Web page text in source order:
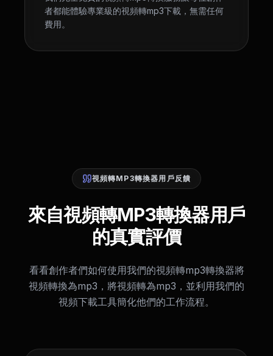
者都能體驗專業級的視頻轉mp3下載，無需任何
費用。
視頻轉MP3轉換器用戶反饋
來自視頻轉MP3轉換器用戶
的真實評價
看看創作者們如何使用我們的視頻轉mp3轉換器將
視頻轉換為mp3，將視頻轉為mp3，並利用我們的
視頻下載工具簡化他們的工作流程。